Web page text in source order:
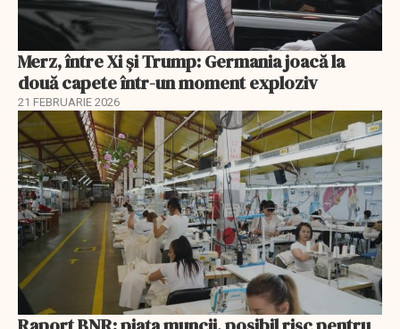
Merz, între Xi și Trump: Germania joacă la
două capete într-un moment exploziv
21 FEBRUARIE 2026